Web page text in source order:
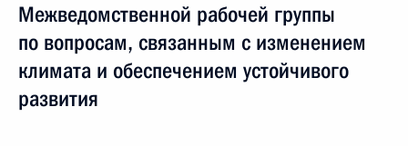
Межведомственной рабочей группы
по вопросам, связанным с изменением
климата и обеспечением устойчивого
развития